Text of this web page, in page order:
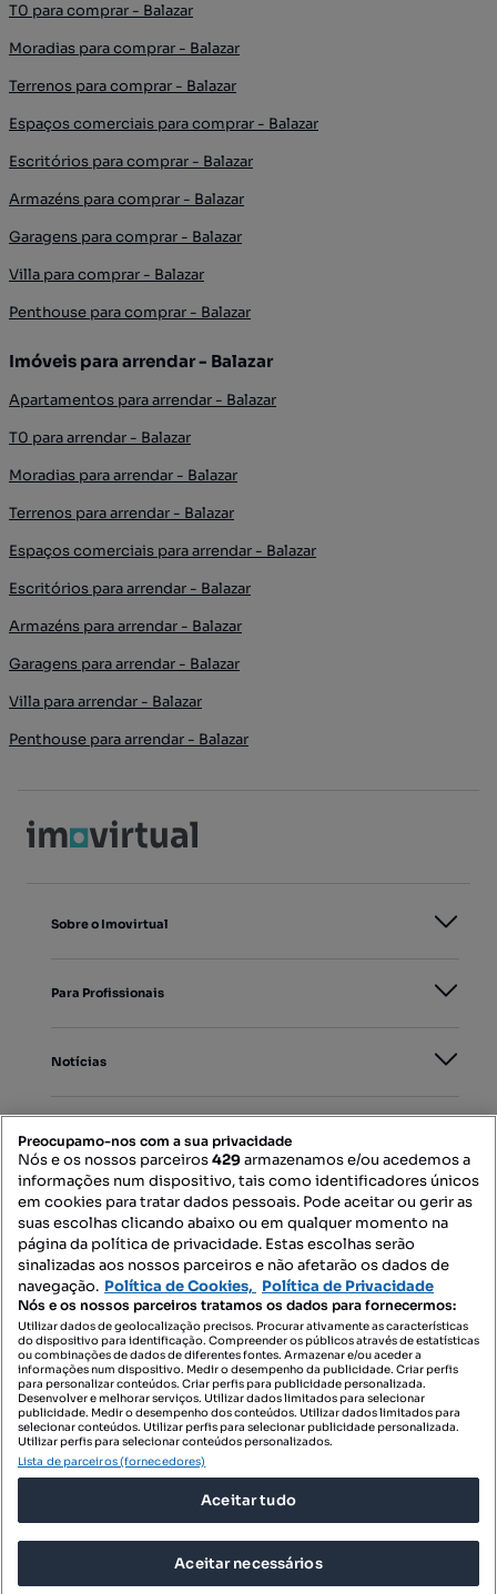
T0 para comprar - Balazar
Moradias para comprar - Balazar
Terrenos para comprar - Balazar
Espaços comerciais para comprar - Balazar
Escritórios para comprar - Balazar
Armazéns para comprar - Balazar
Garagens para comprar - Balazar
Villa para comprar - Balazar
Penthouse para comprar - Balazar
Imóveis para arrendar - Balazar
Apartamentos para arrendar - Balazar
T0 para arrendar - Balazar
Moradias para arrendar - Balazar
Terrenos para arrendar - Balazar
Espaços comerciais para arrendar - Balazar
Escritórios para arrendar - Balazar
Armazéns para arrendar - Balazar
Garagens para arrendar - Balazar
Villa para arrendar - Balazar
Penthouse para arrendar - Balazar
Sobre o Imovirtual
Para Profissionais
Notícias
Mapa do Site
Contacte-nos
SIGA-NOS:
DESCARREGAR NA:
© 2026 Imovirtual.com, OLX Portugal, S.A.
Preocupamo-nos com a sua privacidade
Nós e os nossos parceiros429armazenamos e/ou acedemos a
informações num dispositivo, tais como identificadores únicos
em cookies para tratar dados pessoais. Pode aceitar ou gerir as
suas escolhas clicando abaixo ou em qualquer momento na
página da política de privacidade. Estas escolhas serão
sinalizadas aos nossos parceiros e não afetarão os dados de
navegação. Política de Cookies, Política de Privacidade
Nós e os nossos parceiros tratamos os dados para fornecermos:
Utilizar dados de geolocalização precisos. Procurar ativamente as características
do dispositivo para identificação. Compreender os públicos através de estatísticas
ou combinações de dados de diferentes fontes. Armazenar e/ou aceder a
informações num dispositivo. Medir o desempenho da publicidade. Criar perfis
para personalizar conteúdos. Criar perfis para publicidade personalizada.
Desenvolver e melhorar serviços. Utilizar dados limitados para selecionar
publicidade. Medir o desempenho dos conteúdos. Utilizar dados limitados para
selecionar conteúdos. Utilizar perfis para selecionar publicidade personalizada.
Utilizar perfis para selecionar conteúdos personalizados.
Lista de parceiros (fornecedores)
Aceitar tudo
Aceitar necessários